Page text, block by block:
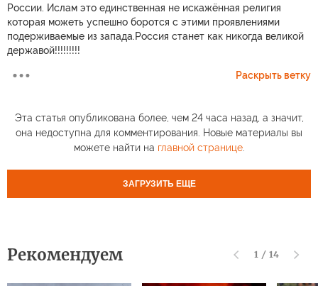
России. Ислам это единственная не искажённая религия
которая можеть успешно боротся с этими проявлениями
подерживаемые из запада.Россия станет как никогда великой
державой!!!!!!!!!
Раскрыть ветку
Эта статья опубликована более, чем 24 часа назад, а значит,
она недоступна для комментирования. Новые материалы вы
можете найти на главной странице.
ЗАГРУЗИТЬ ЕЩЕ
Рекомендуем 1 / 14